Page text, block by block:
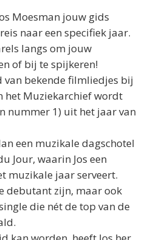
Moesman jouw gids
naar een specifiek jaar.
langs om jouw
of bij te spijkeren!
van bekende filmliedjes bij
het Muziekarchief wordt
nummer 1) uit het jaar van
een muzikale dagschotel
Jour, waarin Jos een
muzikale jaar serveert.
debutant zijn, maar ook
die nét de top van de